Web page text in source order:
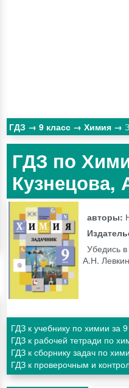
ГДЗ 9 класс Химия
ГДЗ по
авторы:
Убедись
А.Н.
ГДЗ к учебнику по химии за
ГДЗ к рабочей тетради по
ГДЗ к сборнику задач по
ГДЗ к проверочным и